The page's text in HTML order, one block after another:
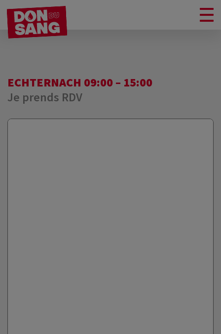
ECHTERNACH 09:00 – 15:00
Je prends RDV